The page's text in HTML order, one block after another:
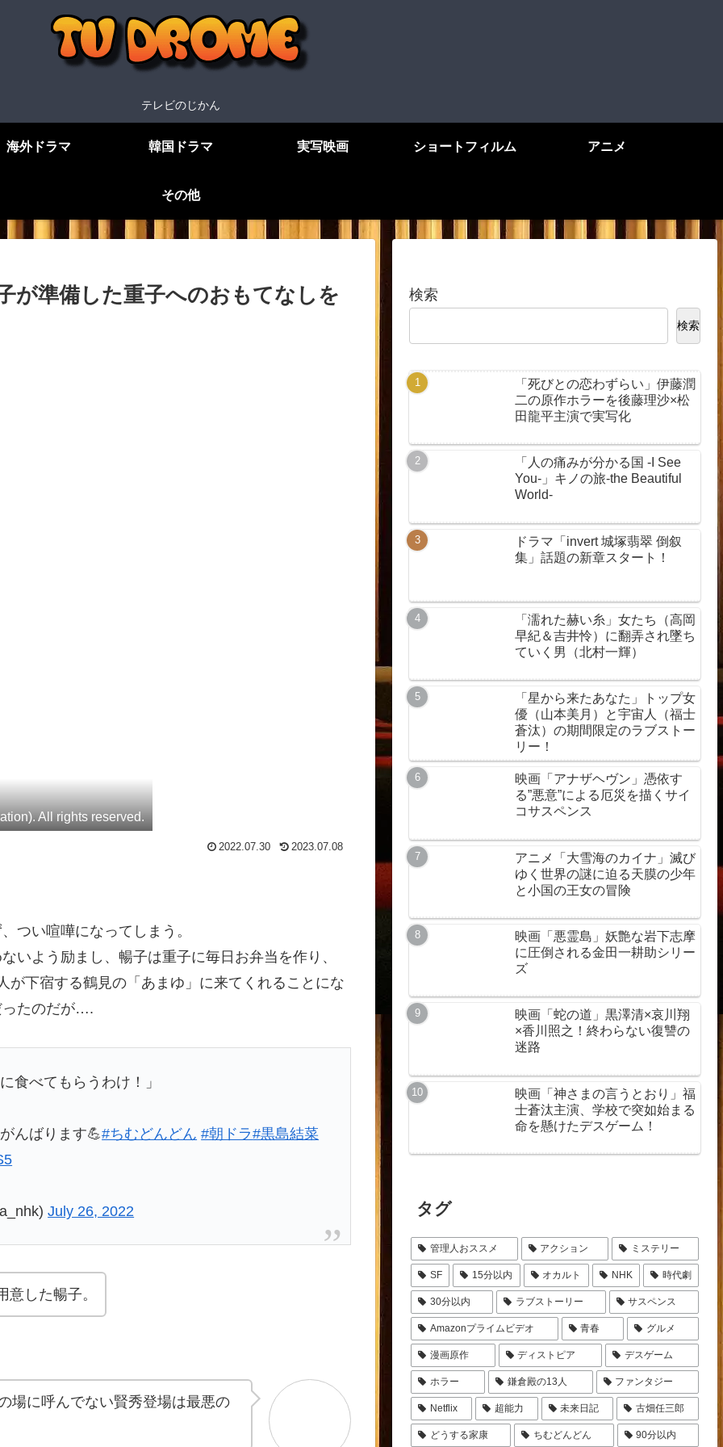
テレビのじかん
海外ドラマ 韓国ドラマ 実写映画 ショートフィルム アニメ
その他
が準備した重子へのおもてなしを
All rights reserved.
2022.07.30 2023.07.08
つい喧嘩になってしまう。
いよう励まし、暢子は重子に毎日お弁当を作り、
下宿する鶴見の「あまゆ」に来てくれることにな
ったのだが….
食べてもらうわけ！」
んばります💪#ちむどんどん #朝ドラ#黒島結菜
July 26, 2022
した暢子。
場に呼んでない賢秀登場は最悪の
検索
検索
「死びとの恋わずらい」伊藤潤
二の原作ホラーを後藤理沙×松
田龍平主演で実写化
「人の痛みが分かる国 -I See
You-」キノの旅-the Beautiful
World-
ドラマ「invert 城塚翡翠 倒叙
集」話題の新章スタート！
「濡れた赫い糸」女たち（高岡
早紀＆吉井怜）に翻弄され墜ち
ていく男（北村一輝）
「星から来たあなた」トップ女
優（山本美月）と宇宙人（福士
蒼汰）の期間限定のラブストー
リー！
映画「アナザヘヴン」憑依す
る”悪意”による厄災を描くサイ
コサスペンス
アニメ「大雪海のカイナ」滅び
ゆく世界の謎に迫る天膜の少年
と小国の王女の冒険
映画「悪霊島」妖艶な岩下志摩
に圧倒される金田一耕助シリー
ズ
映画「蛇の道」黒澤清×哀川翔
×香川照之！終わらない復讐の
迷路
映画「神さまの言うとおり」福
士蒼汰主演、学校で突如始まる
命を懸けたデスゲーム！
タグ
管理人おススメ アクション ミステリー
SF 15分以内 オカルト NHK 時代劇
30分以内 ラブストーリー サスペンス
Amazonプライムビデオ 青春 グルメ
漫画原作 ディストピア デスゲーム
ホラー 鎌倉殿の13人 ファンタジー
Netflix 超能力 未来日記 古畑任三郎
どうする家康 ちむどんどん 90分以内